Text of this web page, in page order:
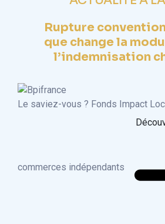
Rupture
que change la
l’indemnisation
Le saviez-vous ? Fonds Impact
commerces indépendants